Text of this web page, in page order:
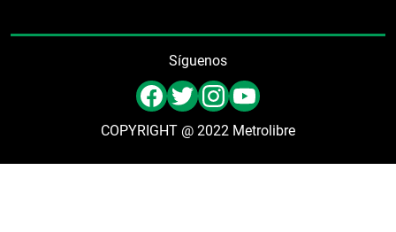
Síguenos
COPYRIGHT @ 2022 Metrolibre